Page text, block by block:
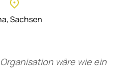
wäre wie ein
Sachsen